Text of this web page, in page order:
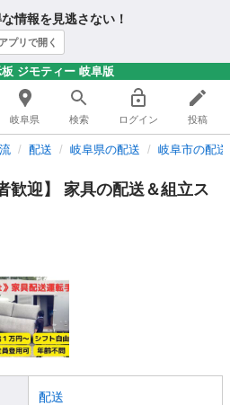
情報を見逃さない！
アプリで開く
ジモティー 岐阜版
岐阜県 検索 ログイン 投稿
配送 岐阜県の配送 岐阜市の配送
歓迎】 家具の配送＆組立ス
配送